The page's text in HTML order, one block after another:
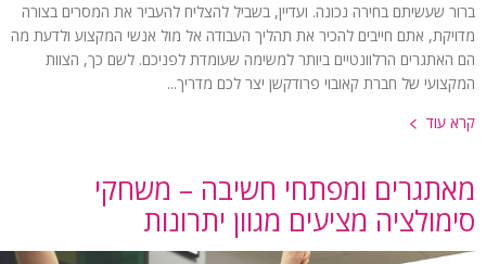
ברור שעשיתם בחירה נכונה. ועדיין, בשביל להצליח להעביר את המסרים בצורה
מדויקת, אתם חייבים להכיר את תהליך העבודה אל מול אנשי המקצוע ולדעת מה
הם האתגרים הרלוונטיים ביותר למשימה שעומדת לפניכם. לשם כך, הצוות
המקצועי של חברת קאובוי פרודקשן יצר לכם מדריך...
קרא עוד
מאתגרים ומפתחי חשיבה – משחקי
סימולציה מציעים מגוון יתרונות